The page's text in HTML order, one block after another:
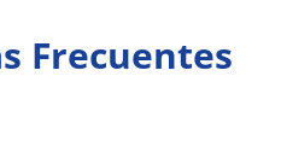
Frecuentes